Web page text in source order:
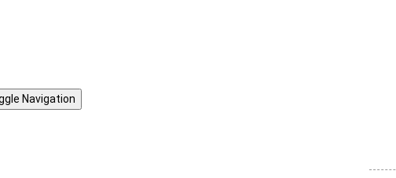
Navigation